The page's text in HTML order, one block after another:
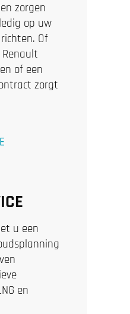
zorgen
op uw
Of
of een
zorgt
u een
en